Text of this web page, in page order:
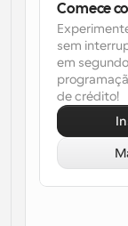
Fluxos de
Blogue
Mantenha-
Reuniões
Comece
sem
em
de crédito!